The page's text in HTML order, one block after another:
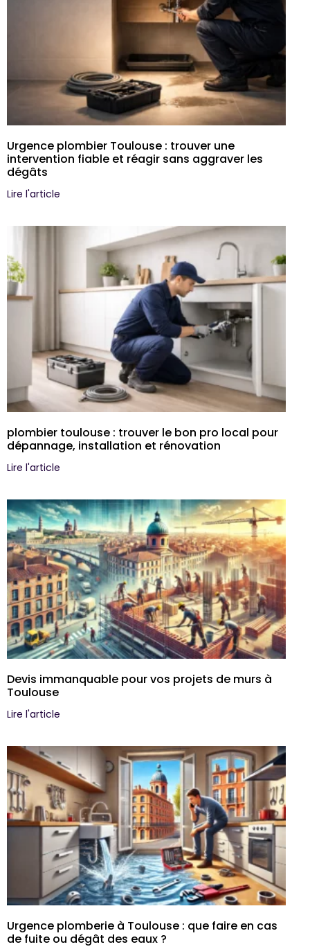
Urgence plombier Toulouse : trouver une
intervention fiable et réagir sans aggraver les
dégâts
Lire l'article
plombier toulouse : trouver le bon pro local pour
dépannage, installation et rénovation
Lire l'article
Devis immanquable pour vos projets de murs à
Toulouse
Lire l'article
Urgence plomberie à Toulouse : que faire en cas
de fuite ou dégât des eaux ?